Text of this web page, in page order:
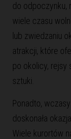
do odpoczynku,
wiele czasu
lub zwiedzaniu
atrakcji, które
po okolicy, rejsy
sztuki.
Ponadto,
doskonała
Wiele kurortów